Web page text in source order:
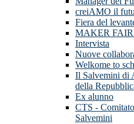
creiAMO il
Fiera del
MAKER
Intervista
Nuove
Welkome to
Il Salvemini di
della
Ex alunno
CTS -
Salvemini